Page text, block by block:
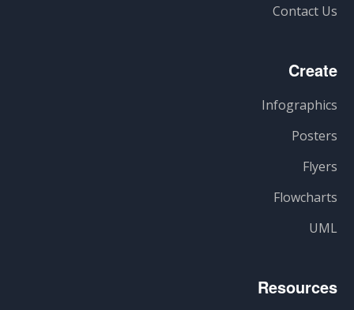
Contact Us
Create
Infographics
Posters
Flyers
Flowcharts
UML
Resources